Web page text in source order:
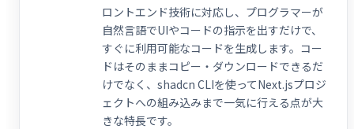
ロントエンド技術に対応し、プログラマーが
自然言語でUIやコードの指示を出すだけで、
すぐに利用可能なコードを生成します。コー
ドはそのままコピー・ダウンロードできるだ
けでなく、shadcn CLIを使ってNext.jsプロジ
ェクトへの組み込みまで一気に行える点が大
きな特長です。